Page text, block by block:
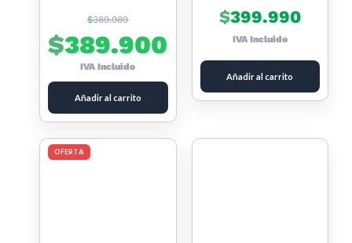
$389.989
$389.900
IVA Incluido
Añadir al carrito
$399.990
IVA Incluido
Añadir al carrito
OFERTA